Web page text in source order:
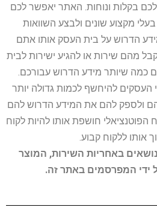
בקלות ונוחות. האתר יאפשר לכם
מקצוע שונים ולבצע השוואות
הדרוש על בית העסק אותו אתם
מהם שירות או להגיע ישירות לבית
כמה שיותר מידע הדרוש עבורכם.
העסקים להיחשף לכמות גדולה יותר
ולספק להם את המידע הדרוש להם
הפוטנציאלי חושפת אותו להיות לקוח
אותו ללקוח קבוע.
באחריות השירות, המוצר
ידי המפרסמים באתר זה.